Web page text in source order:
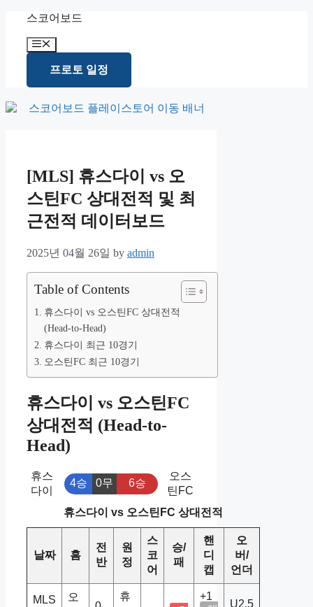
content
스코어보드
Menu
프로토 일정
[MLS] 휴스다이 vs 오
스틴FC 상대전적 및 최
근전적 데이터보드
2025년 04월 26일 by admin
Table of Contents
휴스다이 vs 오스틴FC 상대전적
(Head-to-Head)
휴스다이 최근 10경기
오스틴FC 최근 10경기
휴스다이 vs 오스틴FC
상대전적 (Head-to-
Head)
휴스
다이
4승 0무 6승
오스
틴FC
휴스다이 vs 오스틴FC 상대전적
날짜 홈
전
반
원
정
스
코
어
승/
패
핸
디
캡
오
버/
언더
MLS
오
휴
+1
U2.5